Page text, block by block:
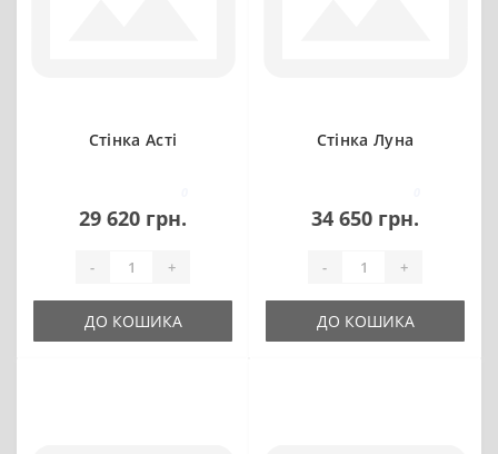
Стінка Асті
29 620 грн.
- +
ДО КОШИКА
Стінка Луна
34 650 грн.
- +
ДО КОШИКА